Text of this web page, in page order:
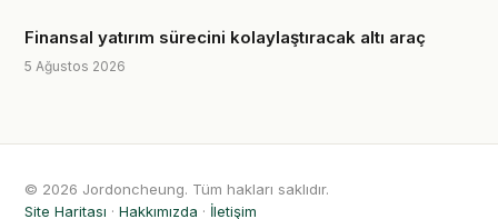
Finansal yatırım sürecini kolaylaştıracak altı araç
5 Ağustos 2026
© 2026 Jordoncheung. Tüm hakları saklıdır.
Site Haritası · Hakkımızda · İletişim